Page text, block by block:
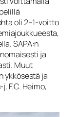
oli 2–1‑voitto
SAPA:n
ja
Muut
ykkösestä ja
F.C. Heimo,